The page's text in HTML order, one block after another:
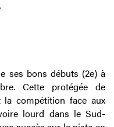
ses bons débuts (2e) à
Cette protégée de
la compétition face aux
lourd dans le Sud-